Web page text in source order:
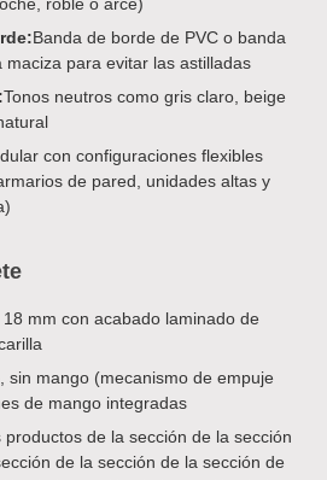
Banda de borde de PVC o banda
para evitar las astilladas
Tonos neutros como gris claro, beige
con configuraciones flexibles
de pared, unidades altas y
18 mm con acabado laminado de
sin mango (mecanismo de empuje
de mango integradas
productos de la sección de la sección
de la sección de la sección de